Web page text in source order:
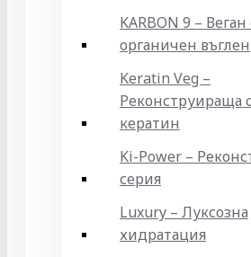
KARBON 9 –
органичен въглен
Keratin Veg –
Реконструираща
кератин
Ki-Power –
серия
Luxury – Луксозна
хидратация